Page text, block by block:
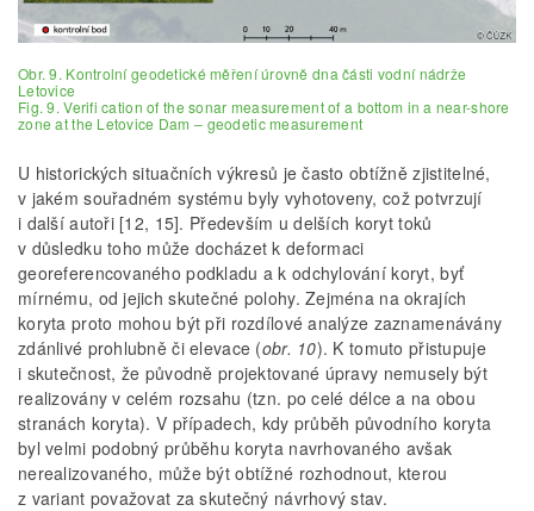
Obr. 9. Kontrolní geodetické měření úrovně dna části vodní nádrže
Letovice
Fig. 9. Verifi cation of the sonar measurement of a bottom in a near-shore
zone at the Letovice Dam – geodetic measurement
U historických situačních výkresů je často obtížně zjistitelné,
v jakém souřadném systému byly vyhotoveny, což potvrzují
i další autoři [12, 15]. Především u delších koryt toků
v důsledku toho může docházet k deformaci
georeferencovaného podkladu a k odchylování koryt, byť
mírnému, od jejich skutečné polohy. Zejména na okrajích
koryta proto mohou být při rozdílové analýze zaznamenávány
zdánlivé prohlubně či elevace (obr. 10). K tomuto přistupuje
i skutečnost, že původně projektované úpravy nemusely být
realizovány v celém rozsahu (tzn. po celé délce a na obou
stranách koryta). V případech, kdy průběh původního koryta
byl velmi podobný průběhu koryta navrhovaného avšak
nerealizovaného, může být obtížné rozhodnout, kterou
z variant považovat za skutečný návrhový stav.